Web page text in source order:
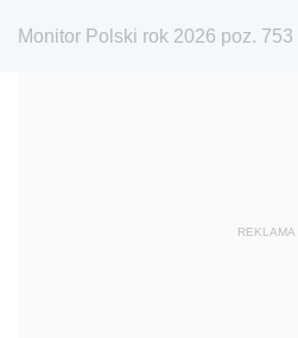
1975 1974
1959
Monitor Polski rok 2026 poz. 753
REKLAMA